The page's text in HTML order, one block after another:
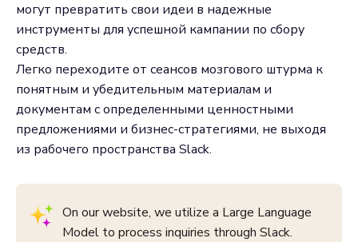
могут превратить свои идеи в надежные
инструменты для успешной кампании по сбору
средств.
Легко переходите от сеансов мозгового штурма к
понятным и убедительным материалам и
документам с определенными ценностными
предложениями и бизнес-стратегиями, не выходя
из рабочего пространства Slack.
On our website, we utilize a Large Language
Model to process inquiries through Slack.